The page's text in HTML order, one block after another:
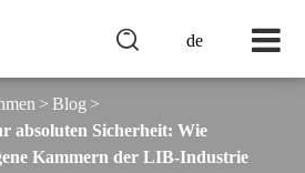
de

Blog
absoluten Sicherheit: Wie
Kammern der LIB-Industrie